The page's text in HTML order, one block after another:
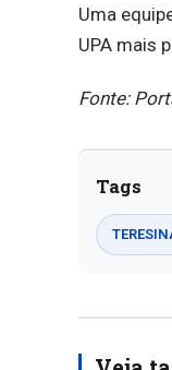
Uma
UPA mais
Fonte:
Tags